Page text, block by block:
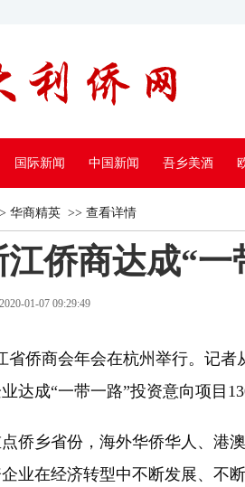
国际新闻 中国新闻 吾乡美酒
华商精英 >> 查看详情
江侨商达成“
2020-01-07 09:29:49
侨商会年会在杭州举行。记者
达成“一带一路”投资意向项目
乡省份，海外华侨华人、港澳
业在经济转型中不断发展、不断